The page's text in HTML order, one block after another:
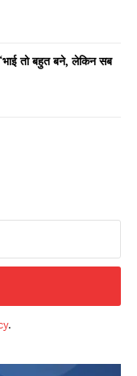
AIN
तो बहुत बने, लेकिन सब
.